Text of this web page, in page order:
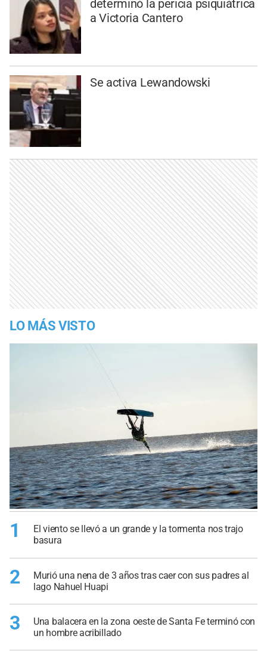
determinó la pericia psiquiátrica
a Victoria Cantero
Se activa Lewandowski
LO MÁS VISTO
1
El viento se llevó a un grande y la tormenta nos trajo
basura
2
Murió una nena de 3 años tras caer con sus padres al
lago Nahuel Huapi
3
Una balacera en la zona oeste de Santa Fe terminó con
un hombre acribillado